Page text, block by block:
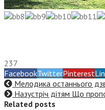
237
FacebookTwitterPinterest
Мелодика останнього
Назустріч дітям Що
Related posts